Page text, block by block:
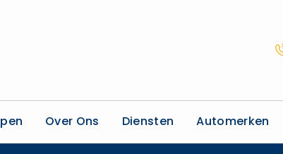
Over Ons Diensten Automerken